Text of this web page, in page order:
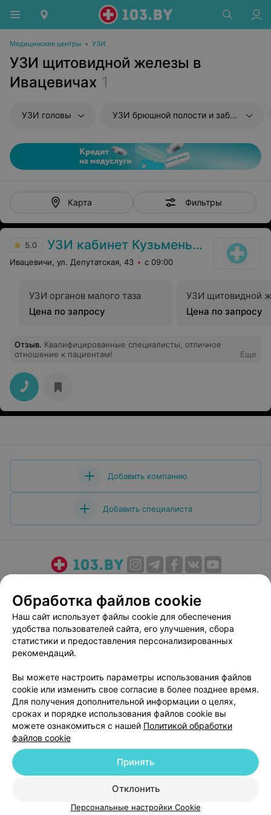
Медицинские центры • УЗИ
УЗИ щитовидной железы в
Ивацевичах 1
УЗИ головы УЗИ брюшной полости и забрюшиного пространства
Карта Фильтры
5.0 УЗИ кабинет Кузьменькова Е. А.
Ивацевичи, ул. Депутатская, 43 с 09:00
УЗИ органов малого таза
Цена по запросу
УЗИ щитовидной
Цена по запросу
Отзыв. Квалифицированные специалисты, отличное
отношение к пациентам!
Еще
Добавить компанию
Добавить специалиста
Медицинский маркетинг
Публичный договор
Пользовательское соглашение
Способы оплаты
Вакансии
Партнеры
Персональные настройки cookie
Обработка персональных данных
© 2026 ООО «Артокс Лаб», УНП 191700409| 220012, Республика Беларусь,
Обработка файлов cookie
Наш сайт использует файлы cookie для обеспечения
удобства пользователей сайта, его улучшения, сбора
статистики и предоставления персонализированных
рекомендаций.
Вы можете настроить параметры использования файлов
cookie или изменить свое согласие в более позднее время.
Для получения дополнительной информации о целях,
сроках и порядке использования файлов cookie вы
можете ознакомиться с нашей Политикой обработки
файлов cookie
Отклонить
Принять
Персональные настройки Cookie